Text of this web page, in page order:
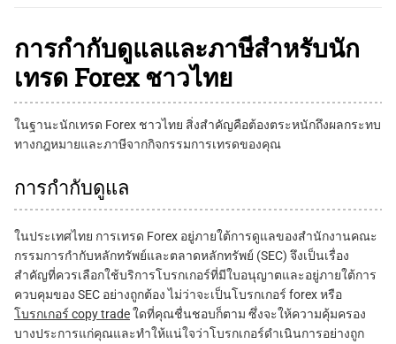
การกำกับดูแลและภาษีสำหรับนัก
เทรด Forex ชาวไทย
ในฐานะนักเทรด Forex ชาวไทย สิ่งสำคัญคือต้องตระหนักถึงผลกระทบ
ทางกฎหมายและภาษีจากกิจกรรมการเทรดของคุณ
การกำกับดูแล
ในประเทศไทย การเทรด Forex อยู่ภายใต้การดูแลของสำนักงานคณะ
กรรมการกำกับหลักทรัพย์และตลาดหลักทรัพย์ (SEC) จึงเป็นเรื่อง
สำคัญที่ควรเลือกใช้บริการโบรกเกอร์ที่มีใบอนุญาตและอยู่ภายใต้การ
ควบคุมของ SEC อย่างถูกต้อง ไม่ว่าจะเป็นโบรกเกอร์ forex หรือ
โบรกเกอร์ copy tradeใดที่คุณชื่นชอบก็ตาม ซึ่งจะให้ความคุ้มครอง
บางประการแก่คุณและทำให้แน่ใจว่าโบรกเกอร์ดำเนินการอย่างถูก